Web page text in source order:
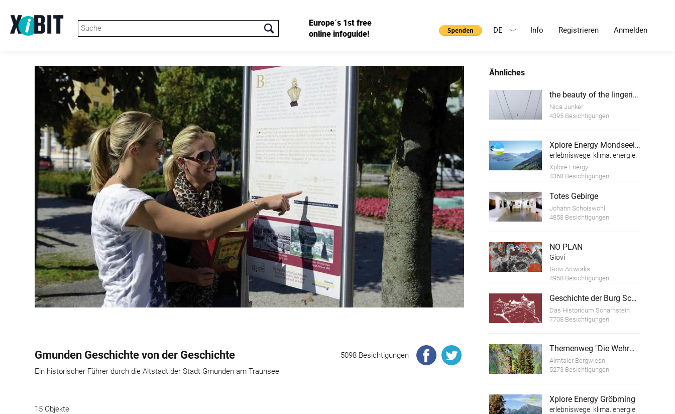
Europe´s 1st free
online infoguide!
Info Registrieren Anmelden
DE
Gmunden Geschichte von der Geschichte
Ein historischer Führer durch die Altstadt der Stadt Gmunden am Traunsee
5098 Besichtigungen
15 Objekte
Ähnliches
the beauty of the lingering white
Nica Junker
4395 Besichtigungen
Xplore Energy Mondseeland
erlebniswege. klima. energie.
Xplore Energy
4368 Besichtigungen
Totes Gebirge
Johann Schoiswohl
4858 Besichtigungen
NO PLAN
Giovi
Giovi Artworks
4958 Besichtigungen
Geschichte der Burg Scharnstein
Das Historicum Scharnstein
7708 Besichtigungen
Themenweg "Die Wehrmauer der Ruine Scharnstein"
Almtaler Bergwiesn
5273 Besichtigungen
Xplore Energy Gröbming
erlebniswege. klima. energie